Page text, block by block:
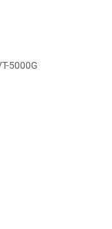
5000G